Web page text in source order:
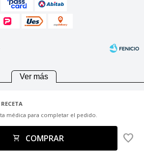
médica para completar el pedido.
COMPRAR
Ver más